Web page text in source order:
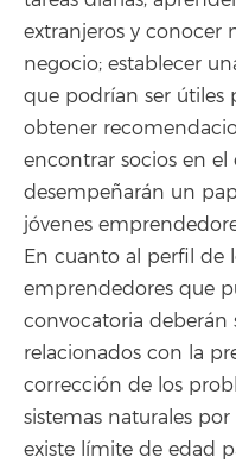
extranjeros y conocer
negocio; establecer
que podrían ser útiles
obtener
encontrar socios en el
desempeñarán un
jóvenes
En cuanto al perfil de
emprendedores que
convocatoria deberán
relacionados con la
corrección de los
sistemas naturales
existe límite de edad